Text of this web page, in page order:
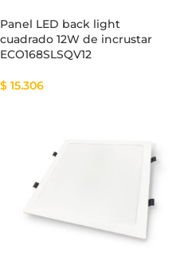
Panel LED back light
cuadrado 12W de incrustar
ECO168SLSQV12
$ 15.306